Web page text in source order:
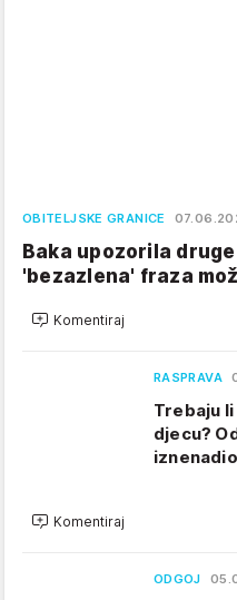
OBITELJSKE GRANICE
Baka upozorila
'bezazlena' fraza
Komentiraj
RASPRAVA
Trebaju
djecu?
iznenadio
Komentiraj
ODGOJ